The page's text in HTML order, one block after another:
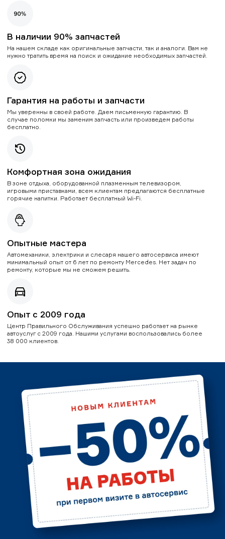
В наличии 90% запчастей
На нашем складе как оригинальные запчасти, так и аналоги. Вам не
нужно тратить время на поиск и ожидание необходимых запчастей.
Гарантия на работы и запчасти
Мы уверенны в своей работе. Даем письменную гарантию. В
случае поломки мы заменим запчасть или произведем работы
бесплатно.
Комфортная зона ожидания
В зоне отдыха, оборудованной плазменным телевизором,
игровыми приставками, всем клиентам предлагаются бесплатные
горячие напитки. Работает бесплатный Wi-Fi.
Опытные мастера
Автомеханики, электрики и слесаря нашего автосервиса имеют
минимальный опыт от 6 лет по ремонту Mercedes. Нет задач по
ремонту, которые мы не сможем решить.
Опыт с 2009 года
Центр Правильного Обслуживания успешно работает на рынке
автоуслуг с 2009 года. Нашими услугами воспользовались более
38 000 клиентов.